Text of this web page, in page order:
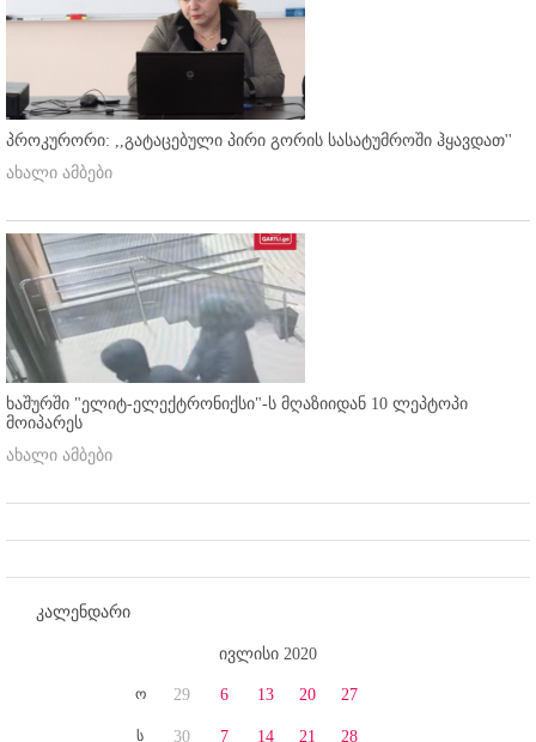
პროკურორი: ,,გატაცებული პირი გორის სასატუმროში ჰყავდათ''
ახალი ამბები
ხაშურში "ელიტ-ელექტრონიქსი"-ს მღაზიიდან 10 ლეპტოპი
მოიპარეს
ახალი ამბები
კალენდარი
ივლისი 2020
ო
ს
29
30
6
7
13
14
20
21
27
28